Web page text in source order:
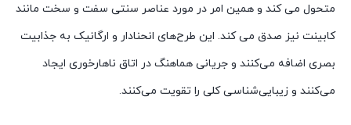
متحول می کند و همین امر در مورد عناصر سنتی سفت و سخت مانند
کابینت نیز صدق می کند. این طرح‌های انحنادار و ارگانیک به جذابیت
بصری اضافه می‌کنند و جریانی هماهنگ در اتاق ناهارخوری ایجاد
می‌کنند و زیبایی‌شناسی کلی را تقویت می‌کنند.